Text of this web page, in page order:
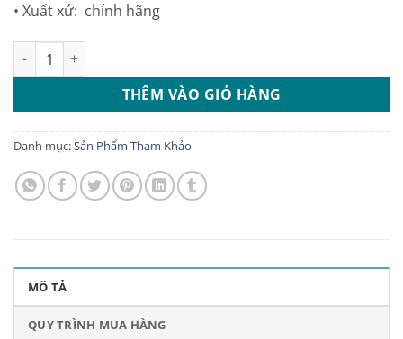
• Xuất xứ: chính hãng
Pin 12V 23A Super Alkaline Xịn-Pin PREMXL số lượng
THÊM VÀO GIỎ HÀNG
Danh mục:Sản Phẩm Tham Khảo
MÔ TẢ
QUY TRÌNH MUA HÀNG